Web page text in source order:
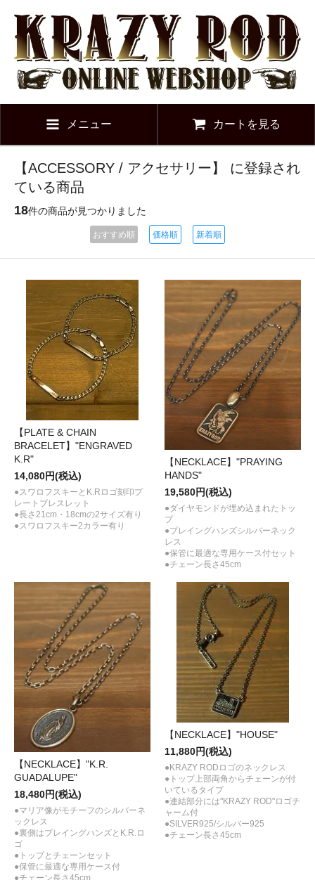
メニュー カートを見る
【ACCESSORY / アクセサリー】 に登録され
ている商品
18件の商品が見つかりました
おすすめ順 価格順 新着順
【PLATE & CHAIN
BRACELET】"ENGRAVED
K.R"
14,080円(税込)
●スワロフスキーとK.Rロゴ刻印プ
レートブレスレット
●長さ21cm・18cmの2サイズ有り
●スワロフスキー2カラー有り
【NECKLACE】"PRAYING
HANDS"
19,580円(税込)
●ダイヤモンドが埋め込まれたトッ
プ
●プレイングハンズシルバーネック
レス
●保管に最適な専用ケース付セット
●チェーン長さ45cm
【NECKLACE】"K.R.
GUADALUPE"
18,480円(税込)
●マリア像がモチーフのシルバーネ
ックレス
●裏側はプレイングハンズとK.R.ロ
ゴ
●トップとチェーンセット
●保管に最適な専用ケース付
●チェーン長さ45cm
【NECKLACE】"HOUSE"
11,880円(税込)
●KRAZY RODロゴのネックレス
●トップ上部両角からチェーンが付
いているタイプ
●連結部分には"KRAZY ROD"ロゴチ
ャーム付
●SILVER925/シルバー925
●チェーン長さ45cm